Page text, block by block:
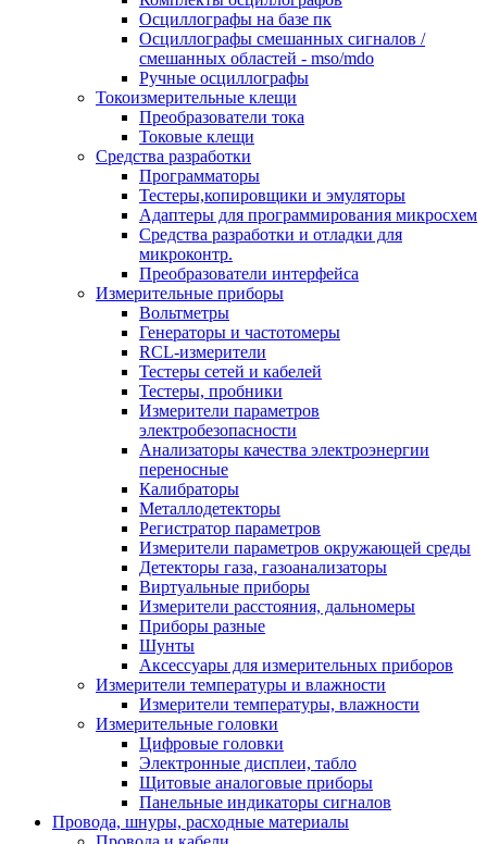
Осциллографы на базе пк
Осциллографы смешанных сигналов /
смешанных областей - mso/mdo
Ручные осциллографы
Токоизмерительные клещи
Преобразователи тока
Токовые клещи
Средства разработки
Программаторы
Тестеры,копировщики и эмуляторы
Адаптеры для программирования микросхем
Cредства разработки и отладки для
микроконтр.
Преобразователи интерфейса
Измерительные приборы
Вольтметры
Генераторы и частотомеры
RCL-измерители
Тестеры сетей и кабелей
Тестеры, пробники
Измерители параметров
электробезопасности
Анализаторы качества электроэнергии
переносные
Калибраторы
Металлодетекторы
Регистратор параметров
Измерители параметров окружающей среды
Детекторы газа, газоанализаторы
Виртуальные приборы
Измерители расстояния, дальномеры
Приборы разные
Шунты
Аксессуары для измерительных приборов
Измерители температуры и влажности
Измерители температуры, влажности
Измерительные головки
Цифровые головки
Электронные дисплеи, табло
Щитовые аналоговые приборы
Панельные индикаторы сигналов
Провода, шнуры, расходные материалы